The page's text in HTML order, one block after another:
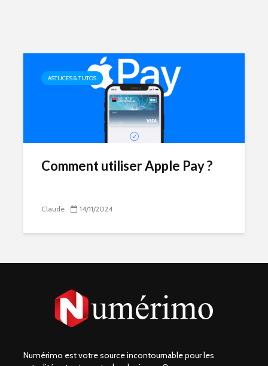
ASTUCES & TUTOS
Comment utiliser Apple Pay ?
Claude 14/11/2024
Numérimo est votre source incontournable pour les